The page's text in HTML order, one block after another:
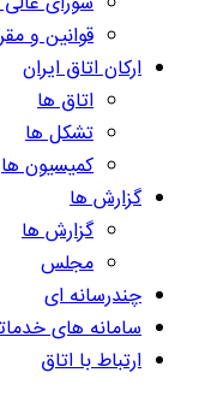
قوانین و
ارکان اتاق ایران
اتاق ها
تشکل ها
کمیسیون ها
گزارش ها
گزارش ها
مجلس
چندرسانه ای
سامانه های
ارتباط با اتاق